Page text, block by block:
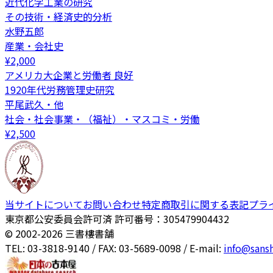
その技術・経済史的分析
水野五郎
産業・会社史
¥2,000
アメリカ大企業と労働者 良好
1920年代労務管理史研究
平尾武久・他
社会・社会事業・（福祉）・マスコミ・労働
¥2,500
当サイトについてお問い合わせ特定商取引に関する表記プラ
東京都公安委員会許可済 許可番号：305479904432
© 2002-2026 三書樓書舗
TEL: 03-3818-9140 / FAX: 03-5689-0098 / E-mail: